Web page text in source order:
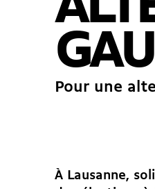
Pour une
À Lausanne,